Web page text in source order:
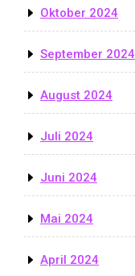
Oktober 2024
September 2024
August 2024
Juli 2024
Juni 2024
Mai 2024
April 2024